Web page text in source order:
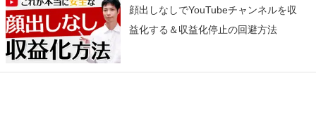
顔出しなしでYouTubeチャンネルを収
益化する＆収益化停止の回避方法